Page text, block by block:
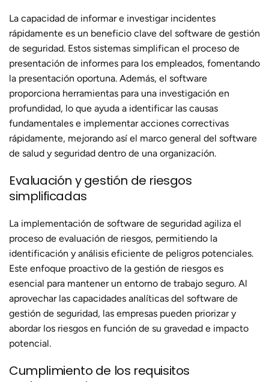
La capacidad de informar e investigar incidentes
rápidamente es un beneficio clave del software de gestión
de seguridad. Estos sistemas simplifican el proceso de
presentación de informes para los empleados, fomentando
la presentación oportuna. Además, el software
proporciona herramientas para una investigación en
profundidad, lo que ayuda a identificar las causas
fundamentales e implementar acciones correctivas
rápidamente, mejorando así el marco general del software
de salud y seguridad dentro de una organización.
Evaluación y gestión de riesgos
simplificadas
La implementación de software de seguridad agiliza el
proceso de evaluación de riesgos, permitiendo la
identificación y análisis eficiente de peligros potenciales.
Este enfoque proactivo de la gestión de riesgos es
esencial para mantener un entorno de trabajo seguro. Al
aprovechar las capacidades analíticas del software de
gestión de seguridad, las empresas pueden priorizar y
abordar los riesgos en función de su gravedad e impacto
potencial.
Cumplimiento de los requisitos